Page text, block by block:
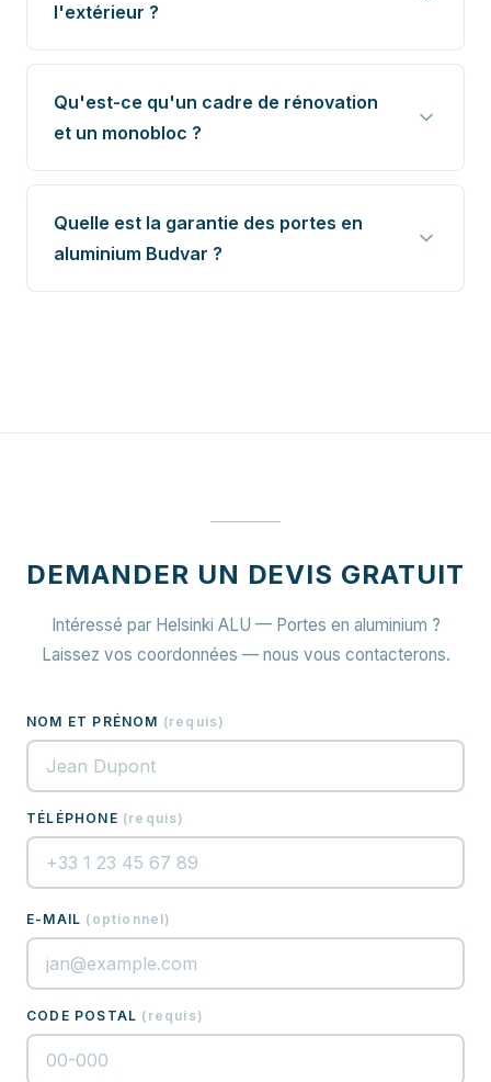
l'extérieur ?
Qu'est-ce qu'un cadre de rénovation
et un monobloc ?
Quelle est la garantie des portes en
aluminium Budvar ?
DEMANDER UN DEVIS GRATUIT
Intéressé par Helsinki ALU — Portes en aluminium ?
Laissez vos coordonnées — nous vous contacterons.
NOM ET PRÉNOM (requis)
TÉLÉPHONE (requis)
E-MAIL ( optionnel)
CODE POSTAL ( requis)